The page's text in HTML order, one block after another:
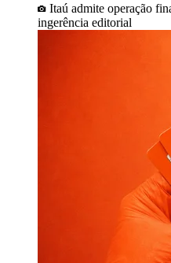
Itaú admite operação
ingerência editorial